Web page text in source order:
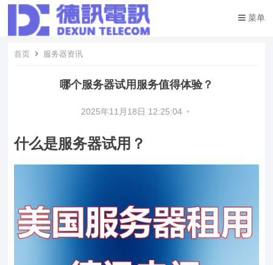
菜单
首页 服务器资讯
哪个服务器试用服务值得体验？
2025年11月18日 12:25:04 •
什么是服务器试用？